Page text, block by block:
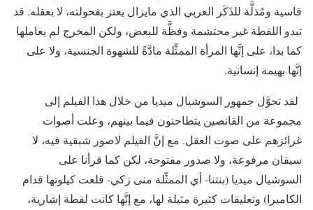
قاسية ومُذلَّة للذَكَر العربي الذي مايزال يعتز بفحولته، لا بعقله. قد
تبدو اللقطة غير محتشمة وفظَّة للبعض، ولكن المخرج لم يعاملها
كما بدا، على إنَّها المرأة الممثِّلة مادَّةً للشهوة الجنسية، ولا على
إنَّها بهيمة إنسانية.
لقد تحوَّل جمهور السوشيال ميديا من خلال هذا الفيلم إلى
مجموعة من القانصين يتطاحنون فيما بينهم، وعلت أصوات
غرائزهم على صوت العقل. مع إنَّ الفيلم لاصور شبقية فيه، لا
سيقان مرفوعة، ولا صدور مفتوحة، لكن كما قرأنا على
السوشيال ميديا (بنتنا- أي الممثِّلة منى زكي- قلعت كيلوتها قدام
الكاميرا) وتعليقات كثيرة مثيلة لها، مع إنَّها كانت لقطة إشارية،